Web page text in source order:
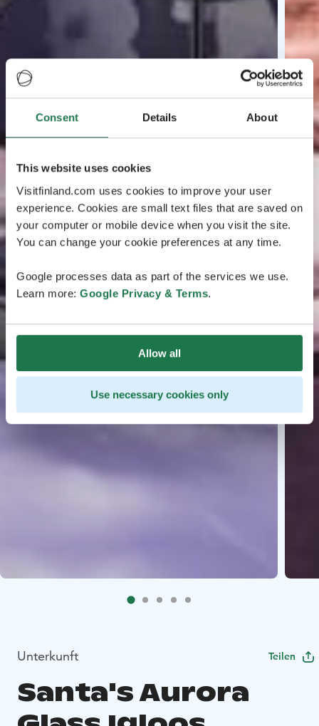
Consent Details About
This website uses cookies
Visitfinland.com uses cookies to improve your user
experience. Cookies are small text files that are saved on
your computer or mobile device when you visit the site.
You can change your cookie preferences at any time.
Google processes data as part of the services we use.
Learn more: Google Privacy & Terms.
Allow all
Use necessary cookies only
Unterkunft Teilen
Santa's Aurora